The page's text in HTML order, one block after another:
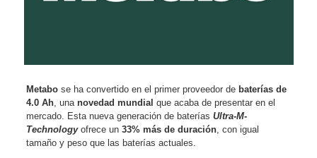
Metabo se ha convertido en el primer proveedor de baterías de
4.0 Ah , unanovedad mundial que acaba de presentar en el
mercado. Esta nueva generación de bateríasUltra-M-
Technologyofrece un33% más de duración , con igual
tamaño y peso que las baterías actuales.